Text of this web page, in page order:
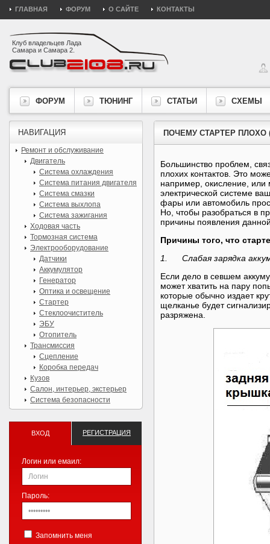
ГЛАВНАЯ ФОРУМ О САЙТЕ КОНТАКТЫ
Клуб владельцев Лада
Самара и Самара 2.
ФОРУМ ТЮНИНГ СТАТЬИ СХЕМЫ
ПОЧЕМУ СТАРТЕР ПЛОХО
Большинство проблем,
плохих контактов. Это
например, окисление, или
электрической системе
фары или автомобиль
Но, чтобы разобраться в
причины появления
Причины того, что
1. Слабая зарядка
Если дело в севшем
может хватить на пару
которые обычно издает
щелканье будет
разряжена.
НАВИГАЦИЯ
Ремонт и обслуживание
Двигатель
Система охлаждения
Система питания двигателя
Система смазки
Система выхлопа
Система зажигания
Ходовая часть
Тормозная система
Электрооборудование
Датчики
Аккумулятор
Генератор
Оптика и освещение
Стартер
Стеклоочиститель
ЭБУ
Отопитель
Трансмиссия
Сцепление
Коробка передач
Кузов
Салон, интерьер, экстерьер
Система безопасности
ВХОД РЕГИСТРАЦИЯ
Логин или емаил:
Пароль:
Запомнить меня